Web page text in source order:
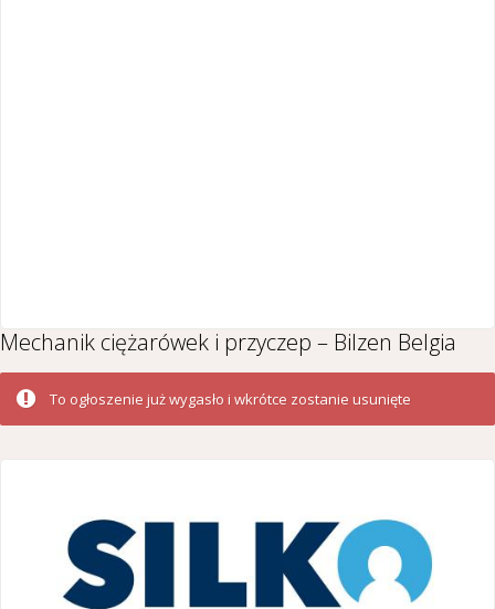
Mechanik ciężarówek i przyczep – Bilzen Belgia
To ogłoszenie już wygasło i wkrótce zostanie usunięte